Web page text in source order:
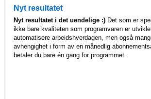
Nyt resultatet
Nyt resultatet i det uendelige :) Det som er
ikke bare kvaliteten som programvaren er
automatisere arbeidshverdagen, men også
avhengighet i form av en månedlig
betaler du bare én gang for programmet.